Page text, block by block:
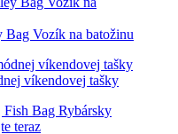
Vozík na batožinu
víkendovej tašky